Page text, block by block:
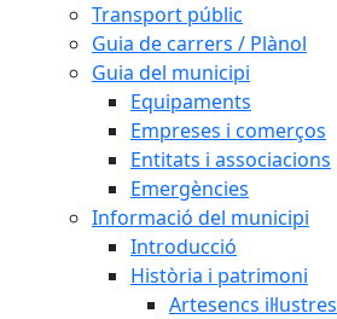
Transport públic
Guia de carrers / Plànol
Guia del municipi
Equipaments
Empreses i comerços
Entitats i associacions
Emergències
Informació del municipi
Introducció
Història i patrimoni
Artesencs il·lustres